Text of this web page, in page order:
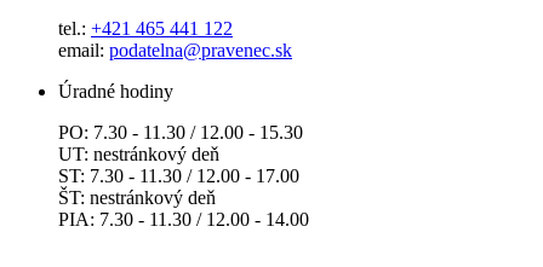
tel.: +421 465 441 122
email: podatelna@pravenec.sk
Úradné hodiny
PO: 7.30 - 11.30 / 12.00 - 15.30
UT: nestránkový deň
ST: 7.30 - 11.30 / 12.00 - 17.00
ŠT: nestránkový deň
PIA: 7.30 - 11.30 / 12.00 - 14.00